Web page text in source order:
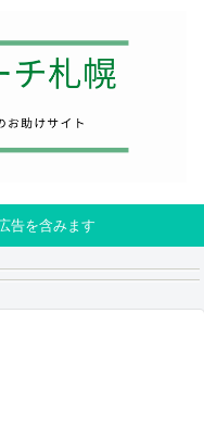
告を含みます